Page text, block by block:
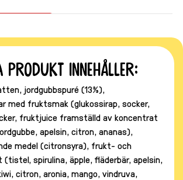
produkt innehåller:
jordgubbspuré (13%),
med fruktsmak (glukossirap, socker,
fruktjuice framställd av koncentrat
apelsin, citron, ananas),
medel (citronsyra), frukt- och
spirulina, äpple, fläderbär, apelsin,
citron, aronia, mango, vindruva,